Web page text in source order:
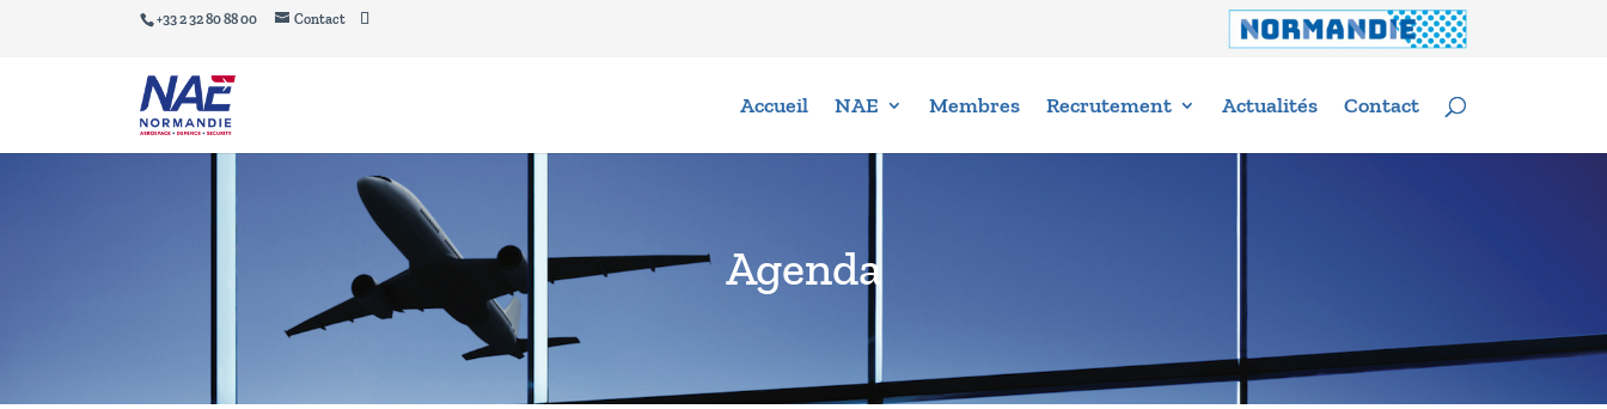
+33 2 32 80 88 00 Contact
Accueil NAE Membres Recrutement Actualités Contact
Agenda